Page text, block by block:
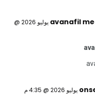
avanafil
25 يوليو 2026 @